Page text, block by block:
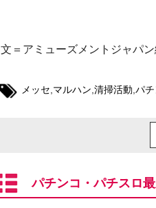
文＝アミューズメントジャパ
メッセ,マルハン,清掃活動,パチ
パチンコ・パチスロ